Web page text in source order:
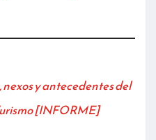
y antecedentes del
[INFORME]